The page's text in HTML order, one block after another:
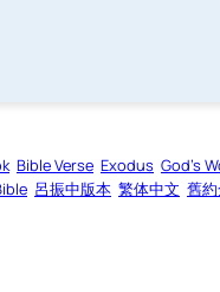
Bible Verse Exodus God’s
呂振中版本 繁体中文 舊